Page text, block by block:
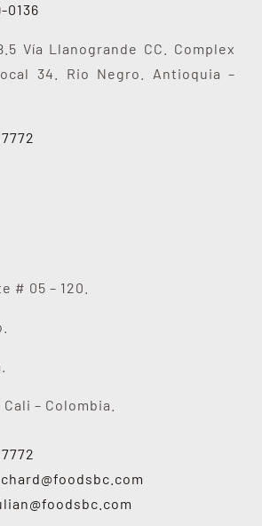
0136
Vía Llanogrande CC. Complex
34. Rio Negro. Antioquia –
# 05 – 120.
– Colombia.